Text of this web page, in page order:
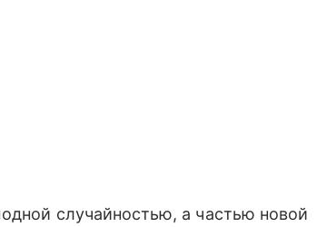
случайностью, а частью новой